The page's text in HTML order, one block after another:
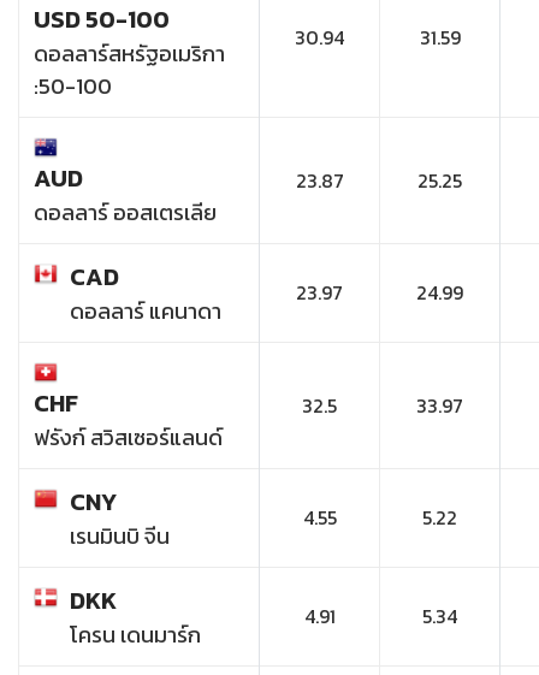
USD 50-100
ดอลลาร์สหรัฐอเมริกา
:50-100
30.94 31.59
AUD
ดอลลาร์ ออสเตรเลีย
23.87 25.25
CAD
ดอลลาร์ แคนาดา
23.97 24.99
CHF
ฟรังก์ สวิสเซอร์แลนด์
32.5 33.97
CNY
เรนมินบิ จีน
4.55 5.22
DKK
โครน เดนมาร์ก
4.91 5.34